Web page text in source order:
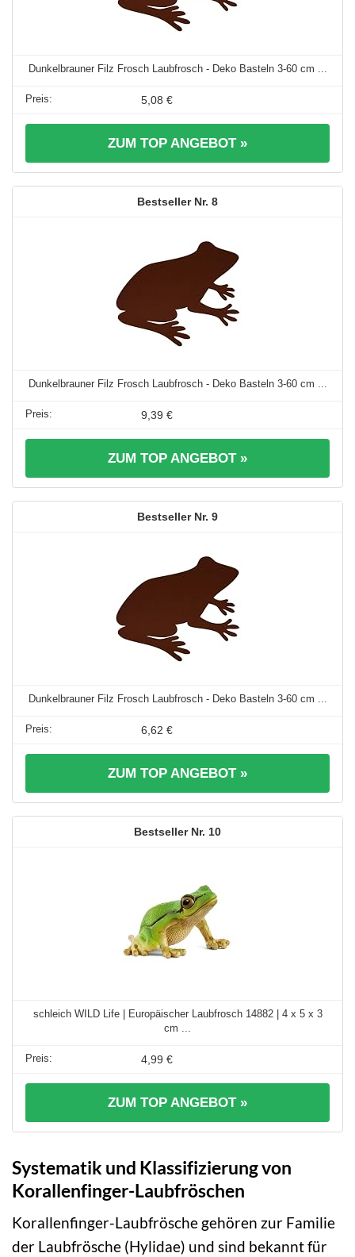
Dunkelbrauner Filz Frosch Laubfrosch - Deko Basteln 3-60 cm ...
5,08 €
ZUM TOP ANGEBOT »
8
Dunkelbrauner Filz Frosch Laubfrosch - Deko Basteln 3-60 cm ...
9,39 €
ZUM TOP ANGEBOT »
9
Dunkelbrauner Filz Frosch Laubfrosch - Deko Basteln 3-60 cm ...
6,62 €
ZUM TOP ANGEBOT »
10
schleich WILD Life | Europäischer Laubfrosch 14882 | 4 x 5 x 3
cm ...
4,99 €
ZUM TOP ANGEBOT »
Systematik und Klassifizierung von
Korallenfinger-Laubfröschen
Korallenfinger-Laubfrösche gehören zur Familie
der Laubfrösche (Hylidae) und sind bekannt für